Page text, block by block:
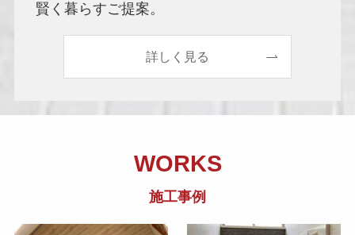
賢く暮らすご提案。
詳しく見る
WORKS
施工事例